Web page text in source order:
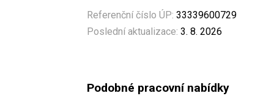
Referenční číslo ÚP: 33339600729
Poslední aktualizace: 3. 8. 2026
Podobné pracovní nabídky